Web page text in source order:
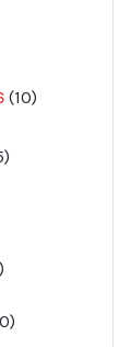
10
produkter
produkter
5
produkter